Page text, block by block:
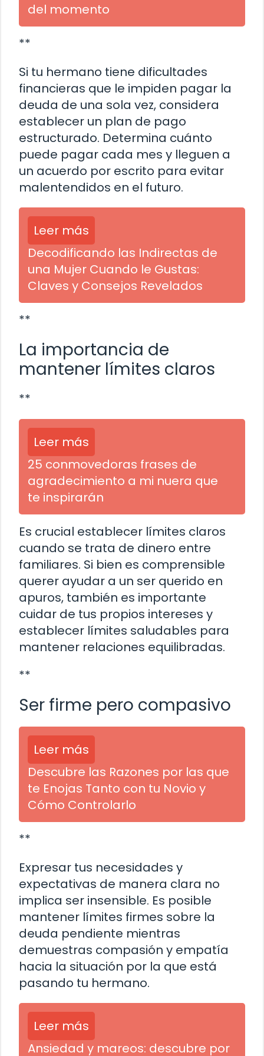
del momento
**
Si tu hermano tiene dificultades
financieras que le impiden pagar la
deuda de una sola vez, considera
establecer un plan de pago
estructurado. Determina cuánto
puede pagar cada mes y lleguen a
un acuerdo por escrito para evitar
malentendidos en el futuro.
Leer más
Decodificando las Indirectas de
una Mujer Cuando le Gustas:
Claves y Consejos Revelados
**
La importancia de
mantener límites claros
**
Leer más
25 conmovedoras frases de
agradecimiento a mi nuera que
te inspirarán
Es crucial establecer límites claros
cuando se trata de dinero entre
familiares. Si bien es comprensible
querer ayudar a un ser querido en
apuros, también es importante
cuidar de tus propios intereses y
establecer límites saludables para
mantener relaciones equilibradas.
**
Ser firme pero compasivo
Leer más
Descubre las Razones por las que
te Enojas Tanto con tu Novio y
Cómo Controlarlo
**
Expresar tus necesidades y
expectativas de manera clara no
implica ser insensible. Es posible
mantener límites firmes sobre la
deuda pendiente mientras
demuestras compasión y empatía
hacia la situación por la que está
pasando tu hermano.
Leer más
Ansiedad y mareos: descubre por